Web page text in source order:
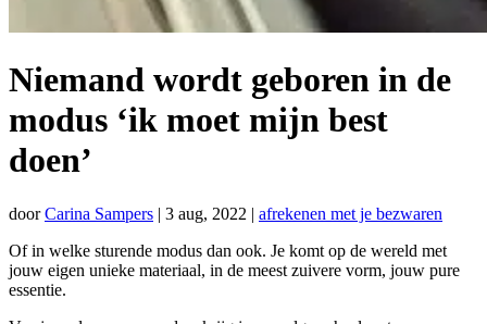
Niemand wordt geboren in de
modus ‘ik moet mijn best
doen’
doorCarina Sampers | 3 aug, 2022 | afrekenen met je bezwaren
Of in welke sturende modus dan ook. Je komt op de wereld met
jouw eigen unieke materiaal, in de meest zuivere vorm, jouw pure
essentie.